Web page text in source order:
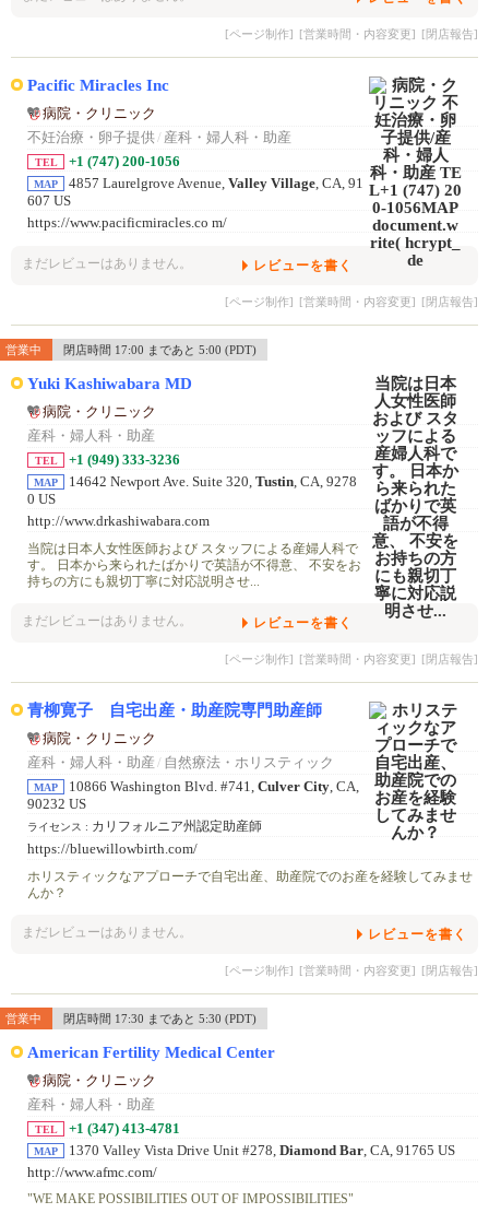
[ページ制作] [営業時間・内容変更] [閉店報告]
Pacific Miracles Inc
病院・クリニック
不妊治療・卵子提供/ 産科・婦人科・助産
TEL +1 (747) 200-1056
MAP 4857 Laurelgrove Avenue, Valley Village , CA, 91
607 US
https://www.pacificmiracles.co m/
まだレビューはありません。 レビューを書く
[ページ制作] [営業時間・内容変更] [閉店報告]
営業中 閉店時間 17:00 まであと 5:00 (PDT)
Yuki Kashiwabara MD
病院・クリニック
産科・婦人科・助産
TEL +1 (949) 333-3236
MAP 14642 Newport Ave. Suite 320, Tustin, CA, 9278
0 US
http://www.drkashiwabara.com
当院は日本人女性医師および スタッフによる産婦人科で
す。 日本から来られたばかりで英語が不得意、 不安をお
持ちの方にも親切丁寧に対応説明させ...
まだレビューはありません。 レビューを書く
[ページ制作] [営業時間・内容変更] [閉店報告]
青柳寛子 自宅出産・助産院専門助産師
病院・クリニック
産科・婦人科・助産 / 自然療法・ホリスティック
MAP 10866 Washington Blvd. #741, Culver City, CA,
90232 US
ライセンス : カリフォルニア州認定助産師
https://bluewillowbirth.com/
ホリスティックなアプローチで自宅出産、助産院でのお産を経験してみませ
んか？
まだレビューはありません。 レビューを書く
[ページ制作] [営業時間・内容変更] [閉店報告]
営業中 閉店時間 17:30 まであと 5:30 (PDT)
American Fertility Medical Center
病院・クリニック
産科・婦人科・助産
TEL +1 (347) 413-4781
MAP 1370 Valley Vista Drive Unit #278, Diamond Bar , CA, 91765 US
http://www.afmc.com/
"WE MAKE POSSIBILITIES OUT OF IMPOSSIBILITIES"